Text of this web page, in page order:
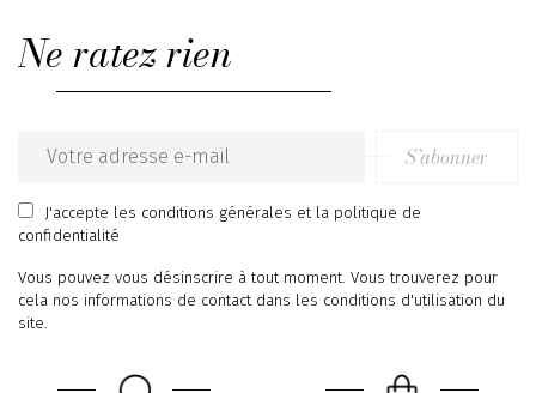
IT48
Ne ratez rien
Email
address
S’abonner
J'accepte les conditions générales et la politique de
confidentialité
Vous pouvez vous désinscrire à tout moment. Vous trouverez pour
cela nos informations de contact dans les conditions d'utilisation du
site.